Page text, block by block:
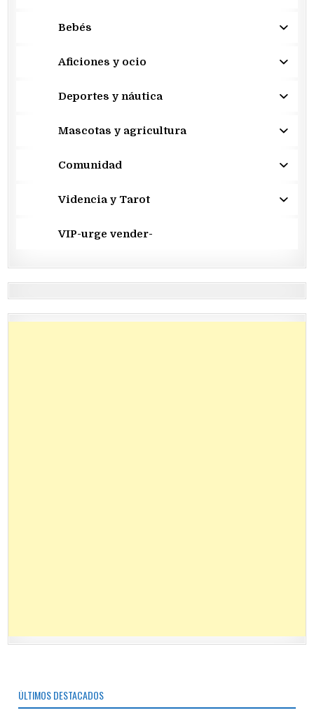
Bebés
Aficiones y ocio
Deportes y náutica
Mascotas y agricultura
Comunidad
Videncia y Tarot
VIP-urge vender-
ÚLTIMOS DESTACADOS